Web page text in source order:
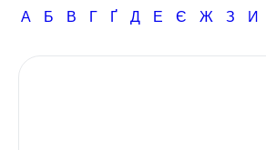
А Б В Г Ґ Д Е Є Ж З И